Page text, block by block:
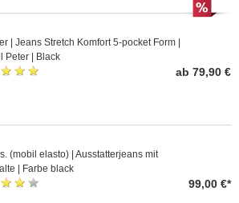
| Jeans Stretch Komfort 5-pocket Form |
Peter | Black
ab 79,90 €
(mobil elasto) | Ausstatterjeans mit
| Farbe black
99,00 €*